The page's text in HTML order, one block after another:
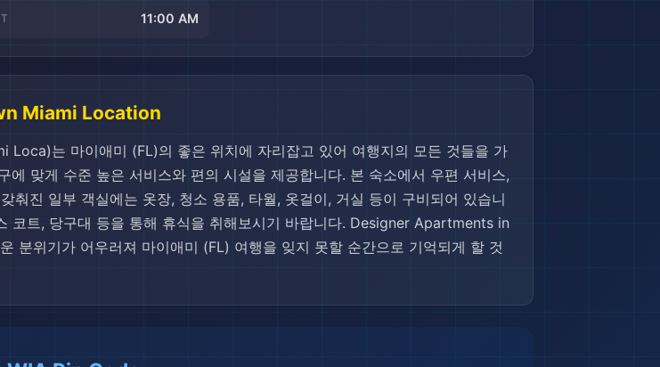
11:00 AM
Miami Location
는 마이애미 (FL)의 좋은 위치에 자리잡고 있어 여행지의 모든 것들을 가
맞게 수준 높은 서비스와 편의 시설을 제공합니다. 본 숙소에서 우편 서비스,
춰진 일부 객실에는 옷장, 청소 용품, 타월, 옷걸이, 거실 등이 구비되어 있습니
코트, 당구대 등을 통해 휴식을 취해보시기 바랍니다. Designer Apartments in
위기가 어우러져 마이애미 (FL) 여행을 잊지 못할 순간으로 기억되게 할 것